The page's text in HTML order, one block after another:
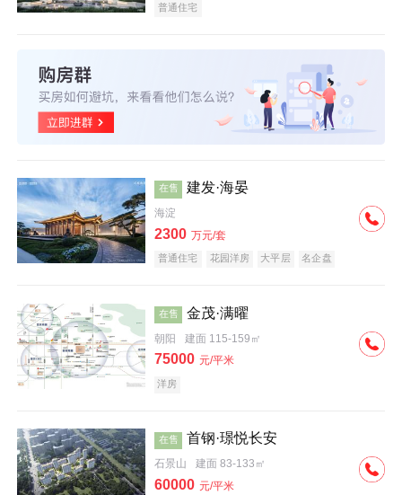
普通住宅
在售 建发·海晏
海淀
2300 万元/套
普通住宅 花园洋房 大平层
名企盘
在售 金茂·满曜
朝阳 建面 115-159㎡
75000 元/平米
洋房
在售 首钢·璟悦长安
石景山 建面 83-133㎡
60000 元/平米